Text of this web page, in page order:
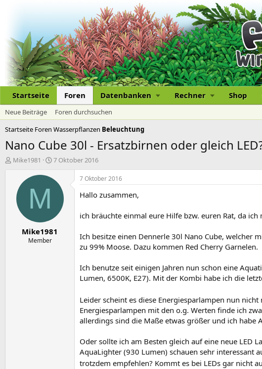
Startseite Foren Datenbanken Rechner Shop
Neue Beiträge
Foren durchsuchen
Startseite Foren Wasserpflanzen Beleuchtung
Nano Cube 30l - Ersatzbirnen oder gleich
E
Mike1981
E
s
a
7 Oktober 2016
M
Mike1981
Member
7 Oktober 2016
Hallo zusammen,
ich bräuchte einmal eure Hilfe bzw. euren Rat, da
Ich besitze einen Dennerle 30l Nano Cube, welcher
zu 99% Moose. Dazu kommen Red Cherry Garnelen.
Ich benutze seit einigen Jahren nun schon eine
Lumen, 6500K, E27). Mit der Kombi habe ich die
Leider scheint es diese Energiesparlampen nun
Energiesparlampen mit den o.g. Werten finde ich
allerdings sind die Maße etwas größer und ich habe
Oder sollte ich am Besten gleich auf eine neue LED
AquaLighter (930 Lumen) schauen sehr interessant
trotzdem empfehlen? Kommt es bei LEDs gar nicht